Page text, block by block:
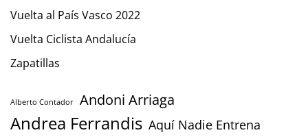
Vuelta al País Vasco 2022
Vuelta Ciclista Andalucía
Zapatillas
Alberto Contador Andoni Arriaga
Andrea Ferrandis Aquí Nadie Entrena